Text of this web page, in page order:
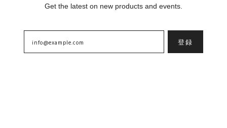
Get the latest on new products and events.
登録